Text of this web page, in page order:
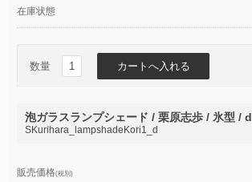
在庫状態
数量
泡ガラスランプシェード / 栗原志歩 / 氷型 / d
SKurihara_lampshadeKori1_d
販売価格(税別)